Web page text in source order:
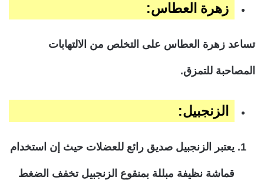
زهرة العطاس:
تساعد زهرة العطاس على التخلص من الالتهابات
المصاحبة للتمزق.
الزنجبيل:
يعتبر الزنجبيل صديق رائع للعضلات حيث إن استخدام
قماشة نظيفة مبللة بمنقوع الزنجبيل تخفف الضغط